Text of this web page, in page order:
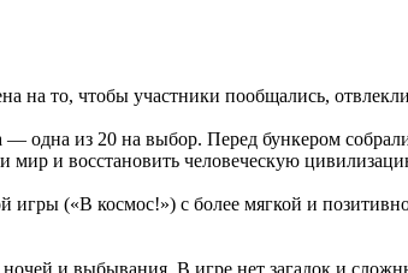
на то, чтобы участники пообщались,
— одна из 20 на выбор. Перед бункером
мир и восстановить человеческую
игры («В космос!») с более мягкой и
и выбывания. В игре нет загадок и